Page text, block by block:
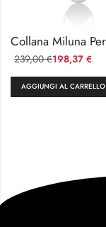
198,37 €
239,00€
AGGIUNGI AL CARRELLO